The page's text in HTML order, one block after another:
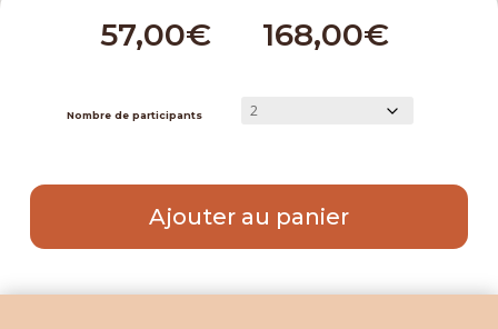
€ €
Nombre de participants
Ajouter au panier